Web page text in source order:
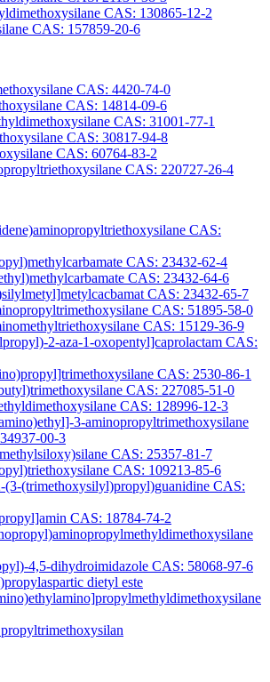
CAS: 130865-12-2
CAS: 157859-20-6
CAS: 4420-74-0
CAS: 14814-09-6
CAS: 31001-77-1
CAS: 30817-94-8
CAS: 60764-83-2
CAS: 220727-26-4
CAS:
CAS: 23432-62-4
CAS: 23432-64-6
CAS: 23432-65-7
CAS: 51895-58-0
CAS: 15129-36-9
2-aza-1-oxopentyl]caprolactam CAS:
CAS: 2530-86-1
CAS: 227085-51-0
CAS: 128996-12-3
3-aminopropyltrimethoxysilane
00-3
CAS: 25357-81-7
CAS: 109213-85-6
(3-(trimethoxysilyl)propyl)guanidine CAS:
CAS: 18784-74-2
4,5-dihydroimidazole CAS: 58068-97-6
dietyl este